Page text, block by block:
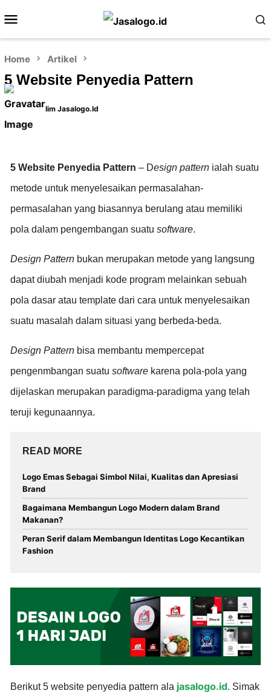
Home Artikel
5 Website Penyedia Pattern
Iim Jasalogo.id
5 Website Penyedia Pattern – Design pattern ialah suatu
metode untuk menyelesaikan permasalahan-
permasalahan yang biasannya berulang atau memiliki
pola dalam pengembangan suatu software.
Design Pattern bukan merupakan metode yang langsung
dapat diubah menjadi kode program melainkan sebuah
pola dasar atau template dari cara untuk menyelesaikan
suatu masalah dalam situasi yang berbeda-beda.
Design Pattern bisa membantu mempercepat
pengenmbangan suatu software karena pola-pola yang
dijelaskan merupakan paradigma-paradigma yang telah
teruji kegunaannya.
READ MORE
Logo Emas Sebagai Simbol Nilai, Kualitas dan Apresiasi
Brand
Bagaimana Membangun Logo Modern dalam Brand
Makanan?
Peran Serif dalam Membangun Identitas Logo Kecantikan
Fashion
Berikut 5 website penyedia pattern ala jasalogo.id. Simak